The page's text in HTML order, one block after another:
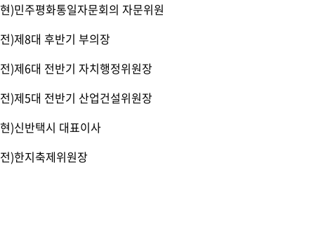
현)민주평화통일자문회의 자문위원
전)제8대 후반기 부의장
전)제6대 전반기 자치행정위원장
전)제5대 전반기 산업건설위원장
현)신반택시 대표이사
전)한지축제위원장